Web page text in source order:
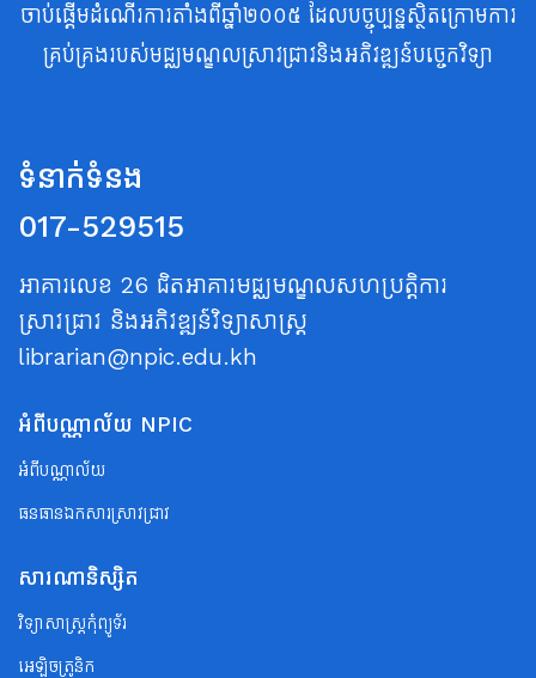
ចាប់ផ្តើមដំណើរការតាំងពីឆ្នាំ២០០៥ ដែលបច្ចុប្បន្នស្ថិតក្រោមការ
គ្រប់គ្រងរបស់មជ្ឈមណ្ឌលស្រាវជ្រាវនិងអភិវឌ្ឍន៍បច្ចេកវិទ្យា
ទំនាក់ទំនង
017-529515
អាគារលេខ 26 ជិតអាគារមជ្ឈមណ្ឌលសហប្រត្តិការ
ស្រាវជ្រាវ និងអភិវឌ្ឍន៍វិទ្យាសាស្ត្រ
librarian@npic.edu.kh
អំពីបណ្ណាល័យ NPIC
អំពីបណ្ណាល័យ
ធនធានឯកសារស្រាវជ្រាវ
សារណានិស្សិត
វិទ្យាសាស្ត្រកុំព្យូទ័រ
អេឡិចត្រូនិក